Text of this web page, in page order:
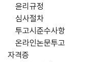
윤리규정
심사절차
투고시준수사항
온라인논문투고
자격증